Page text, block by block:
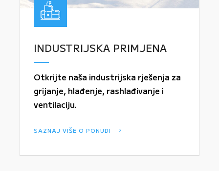
INDUSTRIJSKA PRIMJENA
Otkrijte naša industrijska rješenja za
grijanje, hlađenje, rashlađivanje i
ventilaciju.
SAZNAJ VIŠE O PONUDI